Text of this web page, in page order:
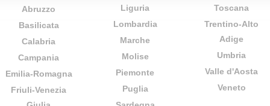
Abruzzo
Basilicata
Calabria
Campania
Emilia-Romagna
Friuli-Venezia
Liguria
Lombardia
Marche
Molise
Piemonte
Puglia
Toscana
Trentino-Alto
Adige
Umbria
Valle d'Aosta
Veneto